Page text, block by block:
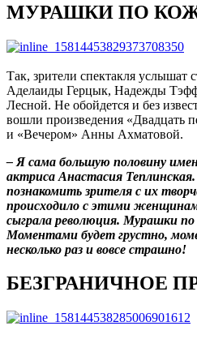
МУРАШКИ ПО
Так, зрители спектакля услышат
Аделаиды Герцык, Надежды
Лесной. Не обойдется и без
вошли произведения «Двадцать
и «Вечером» Анны Ахматовой.
– Я сама большую половину
актриса Анастасия
познакомить зрителя с их
происходило с этими
сыграла революция. Мурашки
Моментами будет грустно,
несколько раз и вовсе страшно!
БЕЗГРАНИЧНОЕ